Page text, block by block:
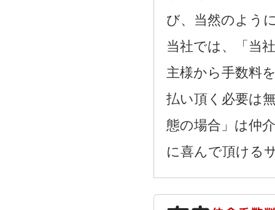
び、当然のよう
当社では、「当
主様から手数料
払い頂く必要は
態の場合」は仲
に喜んで頂ける